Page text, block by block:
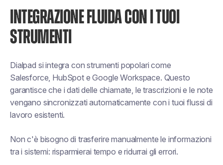
INTEGRAZIONE FLUIDA CON I TUOI
STRUMENTI
Dialpad si integra con strumenti popolari come
Salesforce, HubSpot e Google Workspace. Questo
garantisce che i dati delle chiamate, le trascrizioni e le note
vengano sincronizzati automaticamente con i tuoi flussi di
lavoro esistenti.
Non c'è bisogno di trasferire manualmente le informazioni
tra i sistemi: risparmierai tempo e ridurrai gli errori.